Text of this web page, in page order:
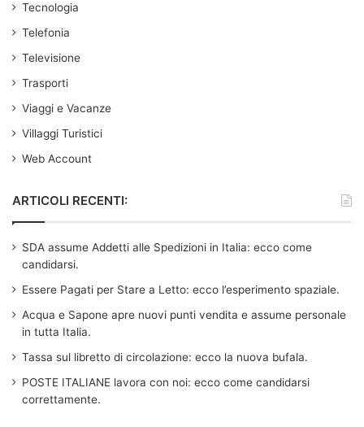
Tecnologia
Telefonia
Televisione
Trasporti
Viaggi e Vacanze
Villaggi Turistici
Web Account
ARTICOLI RECENTI:
SDA assume Addetti alle Spedizioni in Italia: ecco come
candidarsi.
Essere Pagati per Stare a Letto: ecco l’esperimento spaziale.
Acqua e Sapone apre nuovi punti vendita e assume personale
in tutta Italia.
Tassa sul libretto di circolazione: ecco la nuova bufala.
POSTE ITALIANE lavora con noi: ecco come candidarsi
correttamente.